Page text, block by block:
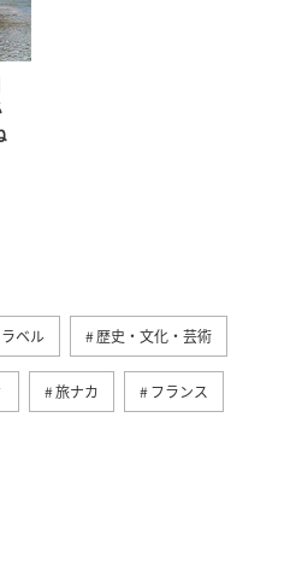
ラベル 歴史・文化・芸術
旅ナカ フランス